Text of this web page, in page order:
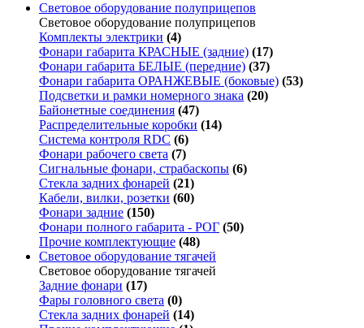
Световое оборудование полуприцепов
Световое оборудование полуприцепов
Комплекты электрики (4)
Фонари габарита КРАСНЫЕ (задние) (17)
Фонари габарита БЕЛЫЕ (передние) (37)
Фонари габарита ОРАНЖЕВЫЕ (боковые) (53)
Подсветки и рамки номерного знака (20)
Байонетные соединения (47)
Распределительные коробки (14)
Система контроля RDC (6)
Фонари рабочего света (7)
Сигнальные фонари, страбаскопы (6)
Стекла задних фонарей (21)
Кабели, вилки, розетки (60)
Фонари задние (150)
Фонари полного габарита - РОГ (50)
Прочие комплектующие (48)
Световое оборудование тягачей
Световое оборудование тягачей
Задние фонари (17)
Фары головного света (0)
Стекла задних фонарей (14)